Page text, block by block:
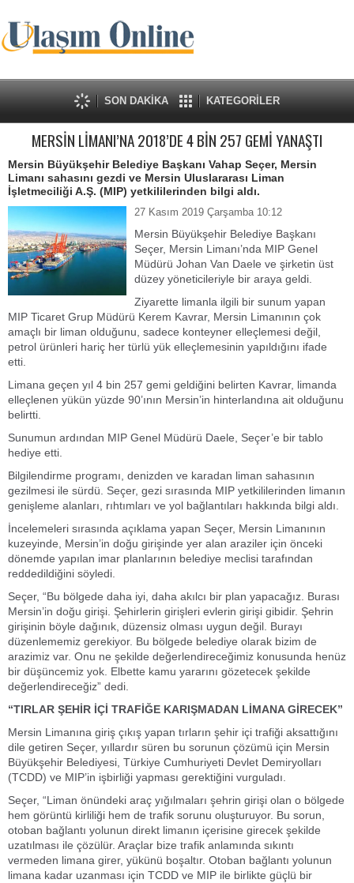
SON DAKİKA KATEGORİLER
MERSİN LİMANI’NA 2018’DE 4 BİN 257 GEMİ YANAŞTI
Mersin Büyükşehir Belediye Başkanı Vahap Seçer, Mersin
Limanı sahasını gezdi ve Mersin Uluslararası Liman
İşletmeciliği A.Ş. (MIP) yetkililerinden bilgi aldı.
27 Kasım 2019 Çarşamba 10:12
Mersin Büyükşehir Belediye Başkanı
Seçer, Mersin Limanı’nda MIP Genel
Müdürü Johan Van Daele ve şirketin üst
düzey yöneticileriyle bir araya geldi.
Ziyarette limanla ilgili bir sunum yapan
MIP Ticaret Grup Müdürü Kerem Kavrar, Mersin Limanının çok
amaçlı bir liman olduğunu, sadece konteyner elleçlemesi değil,
petrol ürünleri hariç her türlü yük elleçlemesinin yapıldığını ifade
etti.
Limana geçen yıl 4 bin 257 gemi geldiğini belirten Kavrar, limanda
elleçlenen yükün yüzde 90’ının Mersin’in hinterlandına ait olduğunu
belirtti.
Sunumun ardından MIP Genel Müdürü Daele, Seçer’e bir tablo
hediye etti.
Bilgilendirme programı, denizden ve karadan liman sahasının
gezilmesi ile sürdü. Seçer, gezi sırasında MIP yetkililerinden limanın
genişleme alanları, rıhtımları ve yol bağlantıları hakkında bilgi aldı.
İncelemeleri sırasında açıklama yapan Seçer, Mersin Limanının
kuzeyinde, Mersin’in doğu girişinde yer alan araziler için önceki
dönemde yapılan imar planlarının belediye meclisi tarafından
reddedildiğini söyledi.
Seçer, “Bu bölgede daha iyi, daha akılcı bir plan yapacağız. Burası
Mersin’in doğu girişi. Şehirlerin girişleri evlerin girişi gibidir. Şehrin
girişinin böyle dağınık, düzensiz olması uygun değil. Burayı
düzenlememiz gerekiyor. Bu bölgede belediye olarak bizim de
arazimiz var. Onu ne şekilde değerlendireceğimiz konusunda henüz
bir düşüncemiz yok. Elbette kamu yararını gözetecek şekilde
değerlendireceğiz” dedi.
“TIRLAR ŞEHİR İÇİ TRAFİĞE KARIŞMADAN LİMANA GİRECEK”
Mersin Limanına giriş çıkış yapan tırların şehir içi trafiği aksattığını
dile getiren Seçer, yıllardır süren bu sorunun çözümü için Mersin
Büyükşehir Belediyesi, Türkiye Cumhuriyeti Devlet Demiryolları
(TCDD) ve MIP’in işbirliği yapması gerektiğini vurguladı.
Seçer, “Liman önündeki araç yığılmaları şehrin girişi olan o bölgede
hem görüntü kirliliği hem de trafik sorunu oluşturuyor. Bu sorun,
otoban bağlantı yolunun direkt limanın içerisine girecek şekilde
uzatılması ile çözülür. Araçlar bize trafik anlamında sıkıntı
vermeden limana girer, yükünü boşaltır. Otoban bağlantı yolunun
limana kadar uzanması için TCDD ve MIP ile birlikte güçlü bir